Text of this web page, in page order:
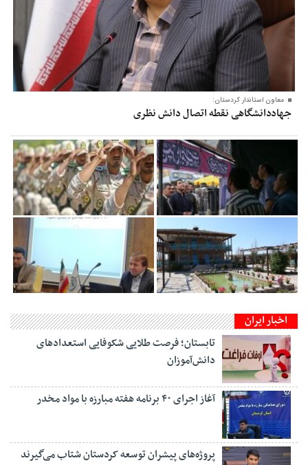
معاون‌ استاندار کردستان:
جهاددانشگاهی نقطه اتصال دانش نظری
اخبار ایران
تابستان؛ فرصت طلایی شکوفایی استعدادهای
دانش‌آموزان
آغاز اجرای ۴۰ برنامه هفته مبارزه با مواد مخدر
پروژه‌های پیشران توسعه کردستان شتاب می‌گیرند